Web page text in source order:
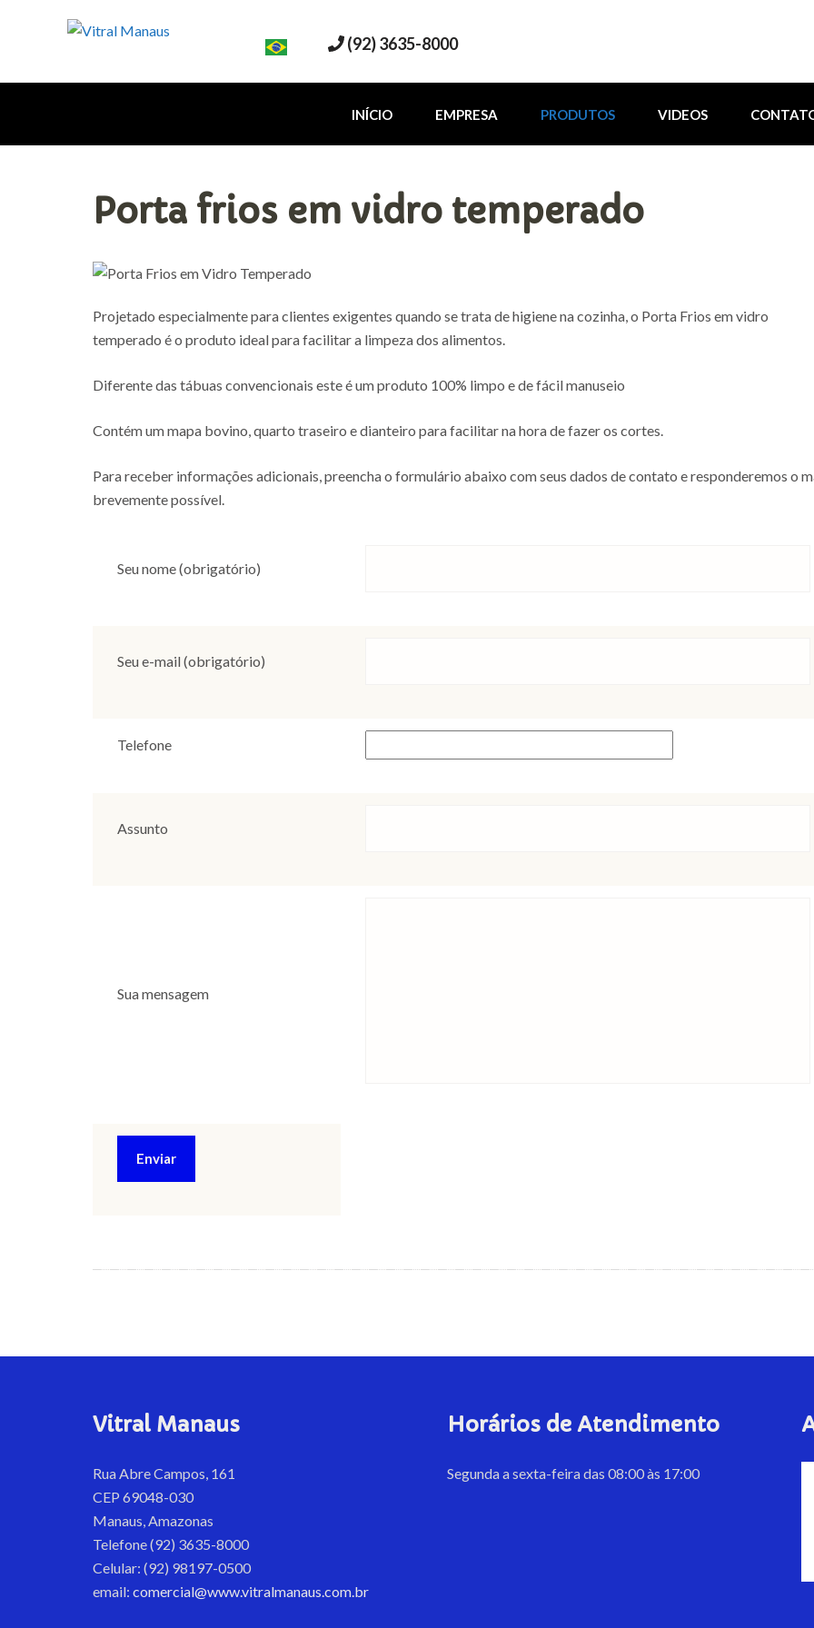
VITRAL MANAUS
Indústria de Transformação de Vidro em Manaus(92) 3635-8000
INÍCIO EMPRESA PRODUTOS VIDEOS
Porta frios em vidro temperado
Projetado especialmente para clientes exigentes quando se trata de higiene na cozinha, o Porta Frios em vidro
temperado é o produto ideal para facilitar a limpeza dos alimentos.
Diferente das tábuas convencionais este é um produto 100% limpo e de fácil manuseio
Contém um mapa bovino, quarto traseiro e dianteiro para facilitar na hora de fazer os cortes.
Para receber informações adicionais, preencha o formulário abaixo com seus dados de contato e responderemos o
brevemente possível.
Seu nome (obrigatório)
Seu e-mail (obrigatório)
Telefone
Assunto
Sua mensagem
Vitral Manaus
Rua Abre Campos, 161
CEP 69048-030
Manaus, Amazonas
Telefone (92) 3635-8000
Celular: (92) 98197-0500
email: comercial@www.vitralmanaus.com.br
Horários de Atendimento
Segunda a sexta-feira das 08:00 às 17:00